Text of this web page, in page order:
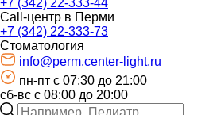
+7 (342) 22-333-44
Call-центр в Перми
+7 (342) 22-333-73
Стоматология
info@perm.center-light.ru
пн-пт c 07:30 до 21:00
сб-вс с 08:00 до 20:00